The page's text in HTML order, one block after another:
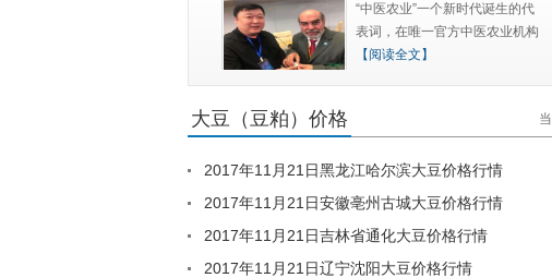
“中医农业”一个新时代诞生的代
表词，在唯一官方中医农业机构
【阅读全文】
大豆（豆粕）价格
2017年11月21日黑龙江哈尔滨大豆价格行情
2017年11月21日安徽亳州古城大豆价格行情
2017年11月21日吉林省通化大豆价格行情
2017年11月21日辽宁沈阳大豆价格行情